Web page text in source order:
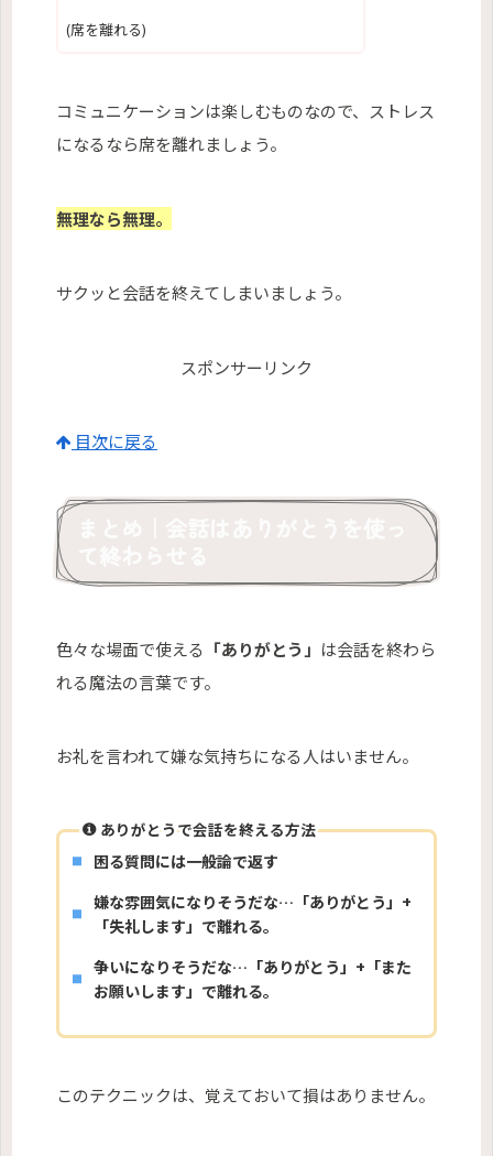
(席を離れる)
コミュニケーションは楽しむものなので、ストレス
になるなら席を離れましょう。
無理なら無理。
サクッと会話を終えてしまいましょう。
スポンサーリンク
目次に戻る
色々な場面で使える 「ありがとう」 は会話を終わら
れる魔法の言葉です。
お礼を言われて嫌な気持ちになる人はいません。
ありがとうで会話を終える方法
困る質問には一般論で返す
嫌な雰囲気になりそうだな…「ありがとう」+
「失礼します」で離れる。
争いになりそうだな…「ありがとう」+「また
お願いします」で離れる。
このテクニックは、覚えておいて損はありません。